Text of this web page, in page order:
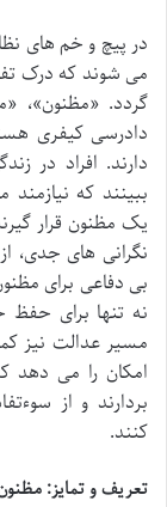
در پیچ و خم های
می شوند که درک
گردد. «مظنون»،
دادرسی کیفری
دارند. افراد در
ببینند که
یک مظنون قرار
نگرانی های جدی،
بی دفاعی برای
نه تنها برای
مسیر عدالت نیز
امکان را می دهد
بردارند و از
کنند.
تعریف و تمایز: